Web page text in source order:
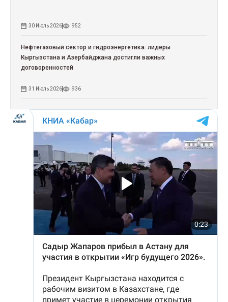
30 Июль 2026 952
Нефтегазовый сектор и гидроэнергетика: лидеры
Кыргызстана и Азербайджана достигли важных
договоренностей
31 Июль 2026 936